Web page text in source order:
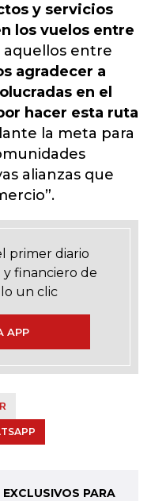
y servicios
los vuelos entre
aquellos entre
agradecer a
en el
hacer esta ruta
la meta para
alianzas que
primer diario
y financiero de
un clic
APP
PARA